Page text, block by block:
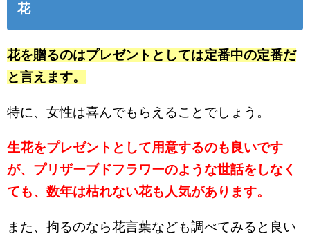
花
花を贈るのはプレゼントとしては定番中の定番だ
と言えます。
特に、女性は喜んでもらえることでしょう。
生花をプレゼントとして用意するのも良いです
が、プリザーブドフラワーのような世話をしなく
ても、数年は枯れない花も人気があります。
また、拘るのなら花言葉なども調べてみると良い